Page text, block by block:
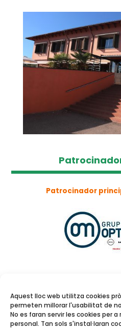
Aquest lloc web utilitza cookies
permeten millorar l'usabilitat de
No es faran servir les cookies per
personal. Tan sols s'instal·laran
Patrocinador